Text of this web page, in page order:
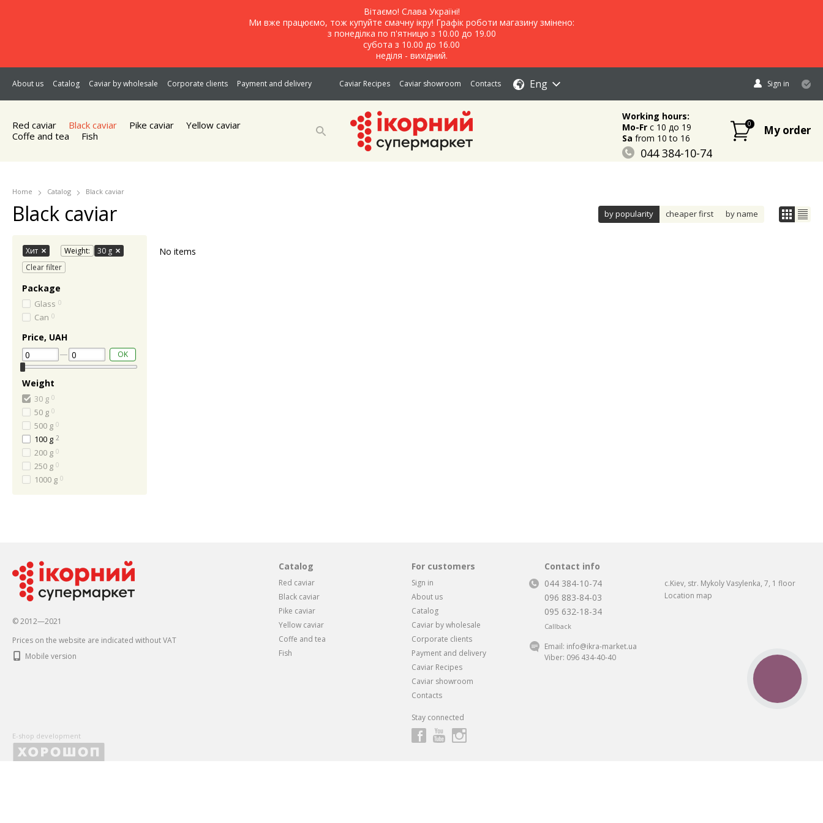
Вітаємо! Слава Україні!
Ми вже працюємо, тож купуйте смачну ікру! Графік роботи магазину змінено:
з понеділка по п'ятницю з 10.00 до 19.00
субота з 10.00 до 16.00
неділя - вихідний.
About us Catalog Caviar by wholesale Corporate clients Payment and delivery Caviar Recipes Caviar showroom Contacts Eng Sign in
Red caviar Black caviar Pike caviar
Yellow caviar
Coffe and tea
Fish
Working hours:
Mo-Frc 10 до 19
Sa from 10 to 16
044 384-10-74
0 My order
Home Catalog Black caviar
Black caviar by popularity cheaper first by name
No items
Хит Weight:
30 g
Clear filter
Package
Glass 0
Can 0
Price, UAH
OK
Weight
30 g 0
50 g 0
500 g 0
100 g 2
200 g 0
250 g 0
1000 g 0
© 2012—2021
Prices on the website are indicated without VAT
Mobile version
Catalog
Red caviar
Black caviar
Pike caviar
Yellow caviar
Coffe and tea
Fish
For customers
Sign in
About us
Catalog
Caviar by wholesale
Corporate clients
Payment and delivery
Caviar Recipes
Caviar showroom
Contacts
Stay connected
Contact info
044 384-10-74
096 883-84-03
095 632-18-34
Callback
c.Kiev, str. Mykoly Vasylenka, 7, 1 floor
Location map
Email: info@ikra-market.ua
Viber: 096 434-40-40
E-shop development